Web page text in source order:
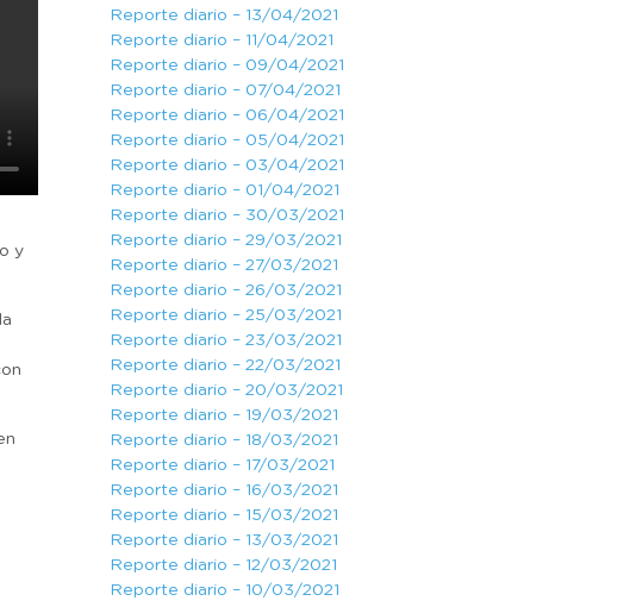
y
Reporte diario – 13/04/2021
Reporte diario – 11/04/2021
Reporte diario – 09/04/2021
Reporte diario – 07/04/2021
Reporte diario – 06/04/2021
Reporte diario – 05/04/2021
Reporte diario – 03/04/2021
Reporte diario – 01/04/2021
Reporte diario – 30/03/2021
Reporte diario – 29/03/2021
Reporte diario – 27/03/2021
Reporte diario – 26/03/2021
Reporte diario – 25/03/2021
Reporte diario – 23/03/2021
Reporte diario – 22/03/2021
Reporte diario – 20/03/2021
Reporte diario – 19/03/2021
Reporte diario – 18/03/2021
Reporte diario – 17/03/2021
Reporte diario – 16/03/2021
Reporte diario – 15/03/2021
Reporte diario – 13/03/2021
Reporte diario – 12/03/2021
Reporte diario – 10/03/2021